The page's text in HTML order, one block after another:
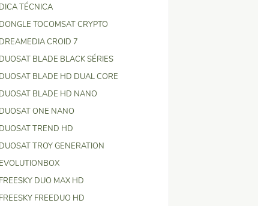
DICA TÉCNICA
DONGLE TOCOMSAT CRYPTO
DREAMEDIA CROID 7
DUOSAT BLADE BLACK SÉRIES
DUOSAT BLADE HD DUAL CORE
DUOSAT BLADE HD NANO
DUOSAT ONE NANO
DUOSAT TREND HD
DUOSAT TROY GENERATION
EVOLUTIONBOX
FREESKY DUO MAX HD
FREESKY FREEDUO HD